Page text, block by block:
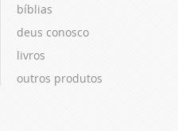
bíblias
deus conosco
livros
outros produtos